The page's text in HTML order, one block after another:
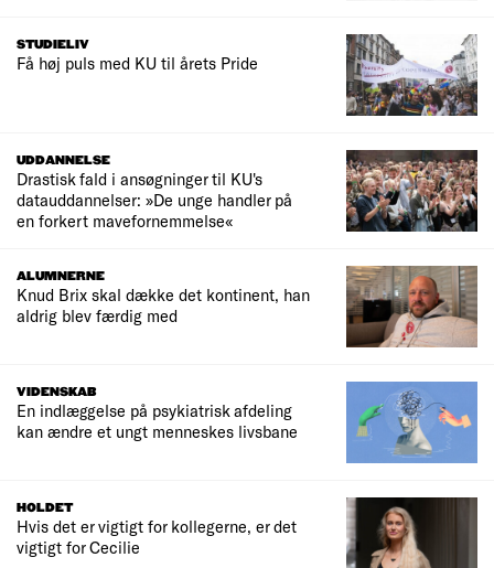
STUDIELIV
Få høj puls med KU til årets Pride
UDDANNELSE
Drastisk fald i ansøgninger til KU's
datauddannelser: »De unge handler på
en forkert mavefornemmelse«
ALUMNERNE
Knud Brix skal dække det kontinent, han
aldrig blev færdig med
VIDENSKAB
En indlæggelse på psykiatrisk afdeling
kan ændre et ungt menneskes livsbane
HOLDET
Hvis det er vigtigt for kollegerne, er det
vigtigt for Cecilie